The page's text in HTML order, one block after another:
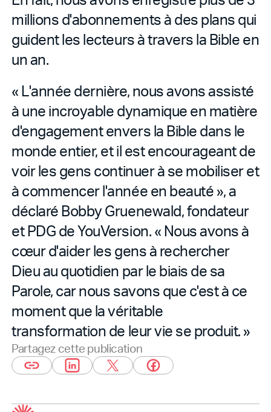
millions d'abonnements à des plans qui
guident les lecteurs à travers la Bible en
un an.
« L'année dernière, nous avons assisté
à une incroyable dynamique en matière
d'engagement envers la Bible dans le
monde entier, et il est encourageant de
voir les gens continuer à se mobiliser et
à commencer l'année en beauté », a
déclaré Bobby Gruenewald, fondateur
et PDG de YouVersion. « Nous avons à
cœur d'aider les gens à rechercher
Dieu au quotidien par le biais de sa
Parole, car nous savons que c'est à ce
moment que la véritable
transformation de leur vie se produit. »
Partagez cette publication